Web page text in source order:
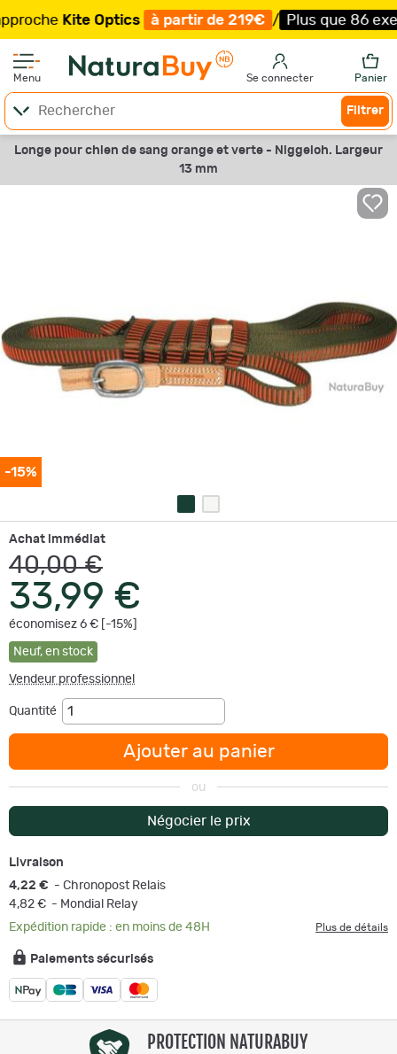
Kite Optics à partir de 219€ / Plus que 86
Menu Se connecter Panier
Filtrer
Longe pour chien de sang orange et verte - Niggeloh. Largeur
13 mm
-15%
Achat immédiat
40,00 €
33,99 €
économisez 6 € [-15%]
Neuf, en stock
Vendeur professionnel
Quantité
Ajouter au panier
ou
Négocier le prix
Livraison
4,22 € - Chronopost Relais
4,82 € - Mondial Relay
Expédition rapide : en moins de 48H
Plus de détails
Paiements sécurisés
PROTECTION NATURABUY